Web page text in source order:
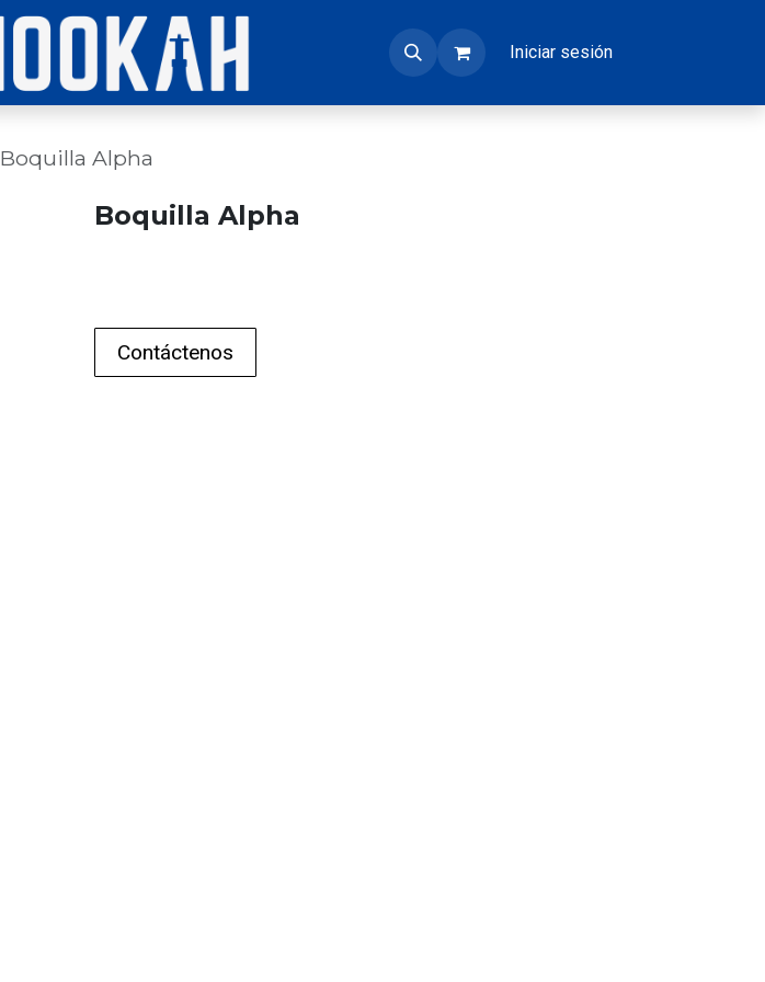
Iniciar sesión
Boquilla Alpha
Boquilla Alpha
Contáctenos